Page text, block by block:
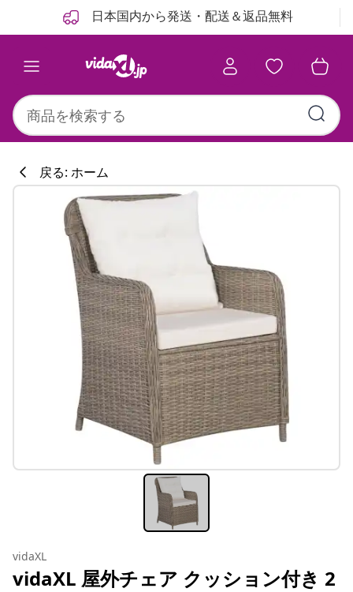
日本国内から発送・配送＆返品無料
戻る: ホーム
vidaXL
vidaXL 屋外チェア クッション付き 2